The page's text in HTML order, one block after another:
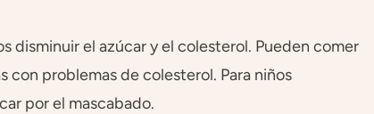
disminuir el azúcar y el colesterol. Pueden comer
problemas de colesterol. Para niños
por el mascabado.